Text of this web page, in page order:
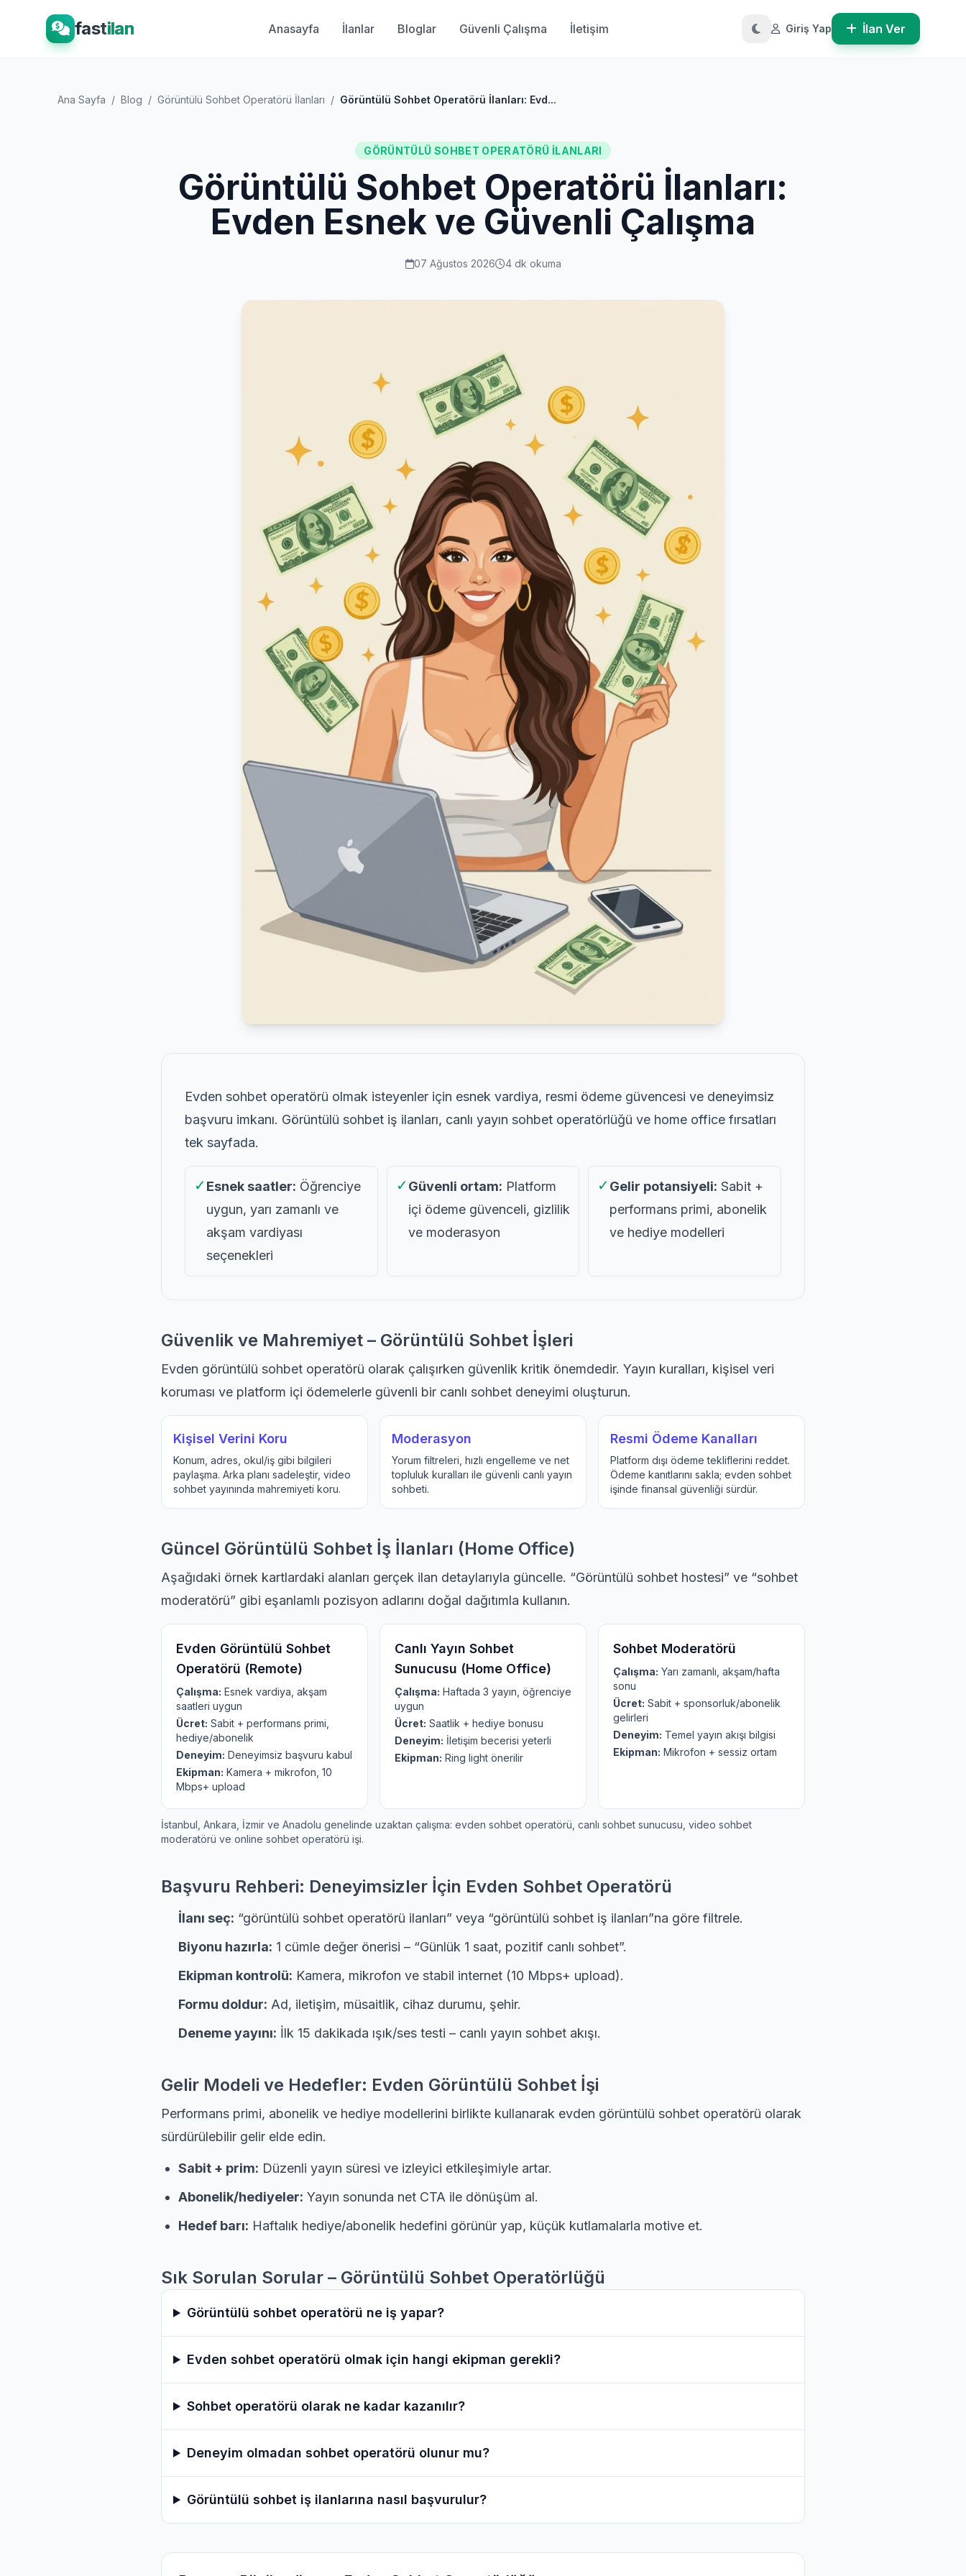
fastilan Anasayfa İlanlar Bloglar Güvenli Çalışma İletişim Giriş Yap İlan Ver
Ana Sayfa / Blog / Görüntülü Sohbet Operatörü İlanları / Görüntülü Sohbet Operatörü İlanları: Evd...
GÖRÜNTÜLÜ SOHBET OPERATÖRÜ İLANLARI
Görüntülü Sohbet Operatörü İlanları:
Evden Esnek ve Güvenli Çalışma
07 Ağustos 2026 4 dk okuma
Evden sohbet operatörü olmak isteyenler için esnek vardiya, resmi ödeme güvencesi ve deneyimsiz
başvuru imkanı. Görüntülü sohbet iş ilanları, canlı yayın sohbet operatörlüğü ve home office fırsatları
tek sayfada.
✓Esnek saatler: Öğrenciye
uygun, yarı zamanlı ve
akşam vardiyası
seçenekleri
✓Güvenli ortam: Platform
içi ödeme güvenceli, gizlilik
ve moderasyon
✓Gelir potansiyeli: Sabit +
performans primi, abonelik
ve hediye modelleri
Güvenlik ve Mahremiyet – Görüntülü Sohbet İşleri
Evden görüntülü sohbet operatörü olarak çalışırken güvenlik kritik önemdedir. Yayın kuralları, kişisel veri
koruması ve platform içi ödemelerle güvenli bir canlı sohbet deneyimi oluşturun.
Kişisel Verini Koru
Konum, adres, okul/iş gibi bilgileri
paylaşma. Arka planı sadeleştir, video
sohbet yayınında mahremiyeti koru.
Moderasyon
Yorum filtreleri, hızlı engelleme ve net
topluluk kuralları ile güvenli canlı yayın
sohbeti.
Resmi Ödeme Kanalları
Platform dışı ödeme tekliflerini reddet.
Ödeme kanıtlarını sakla; evden sohbet
işinde finansal güvenliği sürdür.
Güncel Görüntülü Sohbet İş İlanları (Home Office)
Aşağıdaki örnek kartlardaki alanları gerçek ilan detaylarıyla güncelle. “Görüntülü sohbet hostesi” ve “sohbet
moderatörü” gibi eşanlamlı pozisyon adlarını doğal dağıtımla kullanın.
Evden Görüntülü Sohbet
Operatörü (Remote)
Çalışma: Esnek vardiya, akşam
saatleri uygun
Ücret: Sabit + performans primi,
hediye/abonelik
Deneyim: Deneyimsiz başvuru kabul
Ekipman: Kamera + mikrofon, 10
Mbps+ upload
Canlı Yayın Sohbet
Sunucusu (Home Office)
Çalışma: Haftada 3 yayın, öğrenciye
uygun
Ücret: Saatlik + hediye bonusu
Deneyim: İletişim becerisi yeterli
Ekipman: Ring light önerilir
Sohbet Moderatörü
Çalışma: Yarı zamanlı, akşam/hafta
sonu
Ücret: Sabit + sponsorluk/abonelik
gelirleri
Deneyim: Temel yayın akışı bilgisi
Ekipman: Mikrofon + sessiz ortam
İstanbul, Ankara, İzmir ve Anadolu genelinde uzaktan çalışma: evden sohbet operatörü, canlı sohbet sunucusu, video sohbet
moderatörü ve online sohbet operatörü işi.
Başvuru Rehberi: Deneyimsizler İçin Evden Sohbet Operatörü
İlanı seç: “görüntülü sohbet operatörü ilanları” veya “görüntülü sohbet iş ilanları”na göre filtrele.
Biyonu hazırla: 1 cümle değer önerisi – “Günlük 1 saat, pozitif canlı sohbet”.
Ekipman kontrolü: Kamera, mikrofon ve stabil internet (10 Mbps+ upload).
Formu doldur: Ad, iletişim, müsaitlik, cihaz durumu, şehir.
Deneme yayını: İlk 15 dakikada ışık/ses testi – canlı yayın sohbet akışı.
Gelir Modeli ve Hedefler: Evden Görüntülü Sohbet İşi
Performans primi, abonelik ve hediye modellerini birlikte kullanarak evden görüntülü sohbet operatörü olarak
sürdürülebilir gelir elde edin.
Sabit + prim: Düzenli yayın süresi ve izleyici etkileşimiyle artar.
Abonelik/hediyeler: Yayın sonunda net CTA ile dönüşüm al.
Hedef barı: Haftalık hediye/abonelik hedefini görünür yap, küçük kutlamalarla motive et.
Sık Sorulan Sorular – Görüntülü Sohbet Operatörlüğü
Görüntülü sohbet operatörü ne iş yapar?
Evden sohbet operatörü olmak için hangi ekipman gerekli?
Sohbet operatörü olarak ne kadar kazanılır?
Deneyim olmadan sohbet operatörü olunur mu?
Görüntülü sohbet iş ilanlarına nasıl başvurulur?